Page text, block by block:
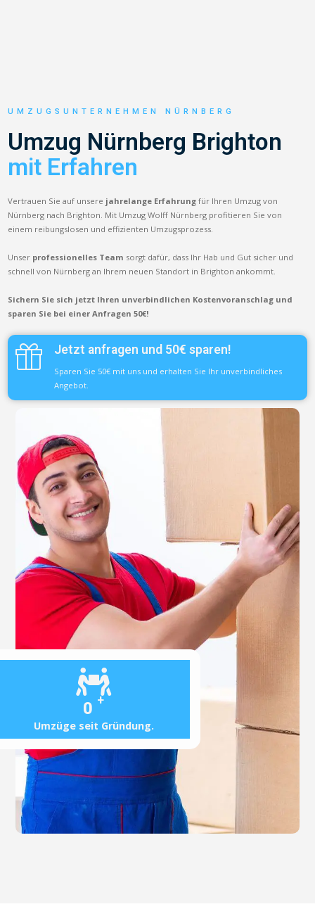
0 +
Umzüge seit Gründung.
UMZUGSUNTERNEHMEN NÜRNBERG
Umzug Nürnberg Brighton
mit Erfahren
Vertrauen Sie auf unsere jahrelange Erfahrung für Ihren Umzug von
Nürnberg nach Brighton. Mit Umzug Wolff Nürnberg profitieren Sie von
einem reibungslosen und effizienten Umzugsprozess.
Unser professionelles Team sorgt dafür, dass Ihr Hab und Gut sicher und
schnell von Nürnberg an Ihrem neuen Standort in Brighton ankommt.
Sichern Sie sich jetzt Ihren unverbindlichen Kostenvoranschlag und
sparen Sie bei einer Anfragen 50€!
Jetzt anfragen und 50€ sparen!
Sparen Sie 50€ mit uns und erhalten Sie Ihr unverbindliches
Angebot.